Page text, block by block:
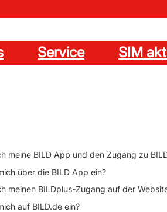
Service SIM
meine BILD App und den Zugang zu
über die BILD App ein?
meinen BILDplus-Zugang auf der
auf BILD.de ein?